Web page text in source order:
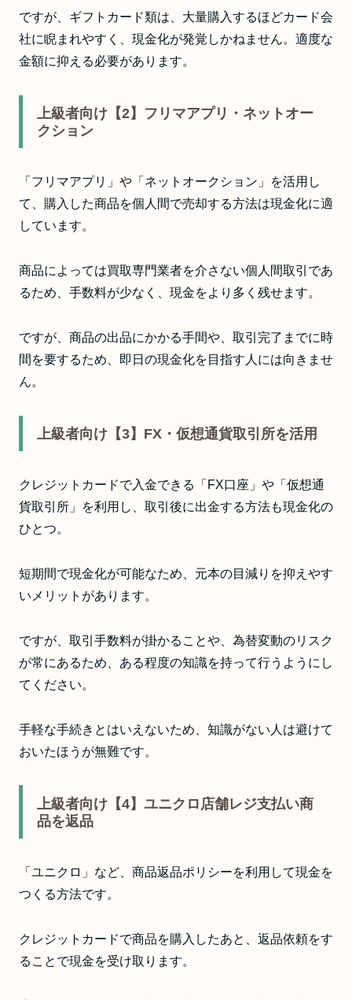
ですが、ギフトカード類は、大量購入するほどカード会
社に睨まれやすく、現金化が発覚しかねません。適度な
金額に抑える必要があります。
上級者向け【2】フリマアプリ・ネットオー
クション
「フリマアプリ」や「ネットオークション」を活用し
て、購入した商品を個人間で売却する方法は現金化に適
しています。
商品によっては買取専門業者を介さない個人間取引であ
るため、手数料が少なく、現金をより多く残せます。
ですが、商品の出品にかかる手間や、取引完了までに時
間を要するため、即日の現金化を目指す人には向きませ
ん。
上級者向け【3】FX・仮想通貨取引所を活用
クレジットカードで入金できる「FX口座」や「仮想通
貨取引所」を利用し、取引後に出金する方法も現金化の
ひとつ。
短期間で現金化が可能なため、元本の目減りを抑えやす
いメリットがあります。
ですが、取引手数料が掛かることや、為替変動のリスク
が常にあるため、ある程度の知識を持って行うようにし
てください。
手軽な手続きとはいえないため、知識がない人は避けて
おいたほうが無難です。
上級者向け【4】ユニクロ店舗レジ支払い商
品を返品
「ユニクロ」など、商品返品ポリシーを利用して現金を
つくる方法です。
クレジットカードで商品を購入したあと、返品依頼をす
ることで現金を受け取ります。